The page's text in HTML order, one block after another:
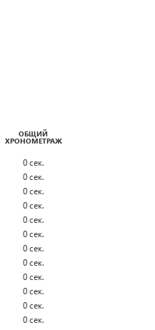
ОБЩИЙ
ХРОНОМЕТРАЖ
0сек.
0сек.
0сек.
0сек.
0сек.
0сек.
0сек.
0сек.
0сек.
0сек.
0сек.
0сек.